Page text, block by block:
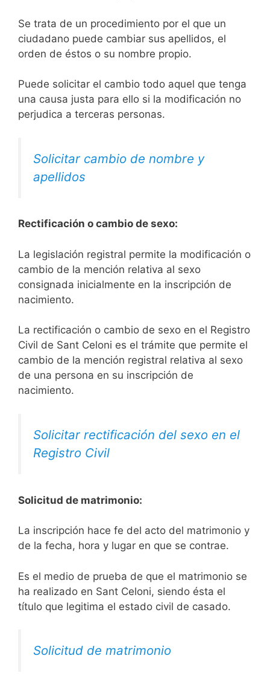
Se trata de un procedimiento por el que un
ciudadano puede cambiar sus apellidos, el
orden de éstos o su nombre propio.
Puede solicitar el cambio todo aquel que tenga
una causa justa para ello si la modificación no
perjudica a terceras personas.
Solicitar cambio de nombre y
apellidos
Rectificación o cambio de sexo:
La legislación registral permite la modificación o
cambio de la mención relativa al sexo
consignada inicialmente en la inscripción de
nacimiento.
La rectificación o cambio de sexo en el Registro
Civil de Sant Celoni es el trámite que permite el
cambio de la mención registral relativa al sexo
de una persona en su inscripción de
nacimiento.
Solicitar rectificación del sexo en el
Registro Civil
Solicitud de matrimonio:
La inscripción hace fe del acto del matrimonio y
de la fecha, hora y lugar en que se contrae.
Es el medio de prueba de que el matrimonio se
ha realizado en Sant Celoni, siendo ésta el
título que legitima el estado civil de casado.
Solicitud de matrimonio